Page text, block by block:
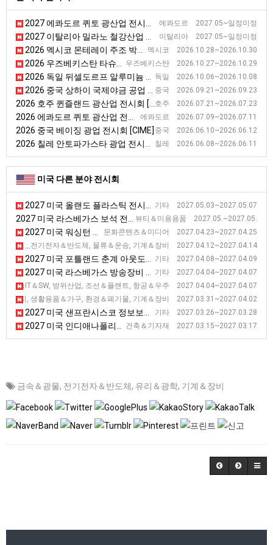
에콰도르 2027.05~일정미정
2027 에콰도르 퀴토 광산업 전시회 [EXPOMINAS]
이탈리아 2027.05~일정미정
2027 이탈리아 밀라노 철강산업 전시회 [MADEINSTEEL]
멕시코 2026.10.28~2026.10.30
2026 멕시코 몬테레이 주조 박람회 [FUNDIEXPO]
우즈베키스탄 2026.10.27~2026.10.29
2026 우즈베키스탄 타슈켄트 우즈베키스탄 광업전시회 [MiningMetals Uzbekistan 2026]
독일 2026.10.06~2026.10.08
2026 독일 뒤셀도르프 알루미늄 전시회 [Aluminium]
중국 2026.09.21~2026.09.23
2026 중국 상하이 국제야금 공업 전시회 [METALLURGY CHINA]
호주 2026.07.21~2026.07.23
2026 호주 퀸즐랜드 광산업 전시회 [QME]
에콰도르 2026.07.09~2026.07.11
2026 에콰도르 퀴토 광산업 전시회 [EXPOMINAS]
중국 2026.06.10~2026.06.12
2026 중국 베이징 광업 전시회 [CIME]
칠레 2026.06.08~2026.06.11
2026 칠레 안토파가스타 광업 전시회 [EXPONOR]
미국 다른 분야 전시회
기타 2027.05.03~2027.05.07
2027 미국 올랜도 플라스틱 전시회 [NPE]
뷰티＆미용용품 2027.05.~2027.05.
2027 미국 라스베가스 보석 전시회
문화콘텐츠＆미디어 2027.04.23~2027.04.25
2027 미국 워싱턴 만화 전시회 [Awesome Con]
전기전자＆반도체, 물류＆운송, 기계＆장비 2027.04.12~2027.04.14
기타 2027.04.08~2027.04.09
2027 미국 포틀랜드 춘계 아웃도어스포츠 기능성 섬유 박람회
기타 2027.04.04~2027.04.07
2027 미국 라스베가스 방송장비 전시회
신기술IT＆SW, 방위산업, 조선＆플랜트, 항공＆우주 2027.04.04~2027.04.07
2027 미국 메릴랜드 해양항공우주 전시회 [SAS]
에너지, 생활용품＆가구, 환경＆폐기물, 기계＆장비 2027.03.31~2027.04.02
2027 미국 볼티모어 미건물유지보수 및 관련 기술 전시회 [NFMT]
기타 2027.03.26~2027.03.28
2027 미국 샌프란시스코 정보보안 전시회
건축＆기자재 2027.03.15~2027.03.17
2027 미국 인디애나폴리스 아스팔트 전시회 [WOA]
금속＆광물, 전기전자＆반도체, 유리＆광학, 기계＆장비